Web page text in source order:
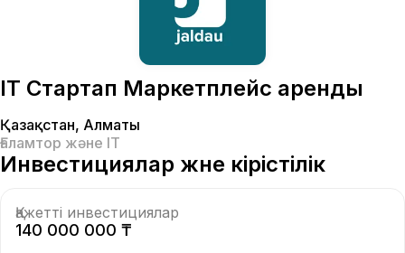
IT Стартап Маркетплейс аренды
Қазақстан, Алматы
Ғаламтор және IT
Инвестициялар және кірістілік
Қажетті инвестициялар
140 000 000 ₸